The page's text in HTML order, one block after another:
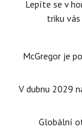
Lepíte se v
triku
McGregor je
V dubnu 2029
Globální